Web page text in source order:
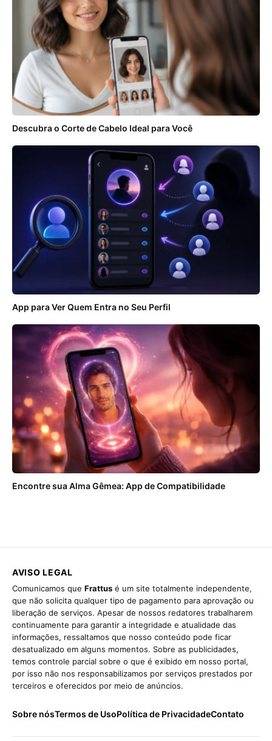
Descubra o Corte de Cabelo Ideal para Você
App para Ver Quem Entra no Seu Perfil
Encontre sua Alma Gêmea: App de Compatibilidade
AVISO LEGAL
Comunicamos que Frattus é um site totalmente independente,
que não solicita qualquer tipo de pagamento para aprovação ou
liberação de serviços. Apesar de nossos redatores trabalharem
continuamente para garantir a integridade e atualidade das
informações, ressaltamos que nosso conteúdo pode ficar
desatualizado em alguns momentos. Sobre as publicidades,
temos controle parcial sobre o que é exibido em nosso portal,
por isso não nos responsabilizamos por serviços prestados por
terceiros e oferecidos por meio de anúncios.
Sobre nósTermos de UsoPolítica de PrivacidadeContato